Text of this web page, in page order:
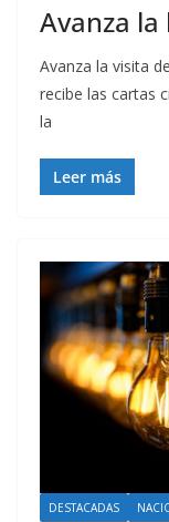
Avanza la
Avanza la visita
recibe las cartas
la
Leer más
DESTACADAS